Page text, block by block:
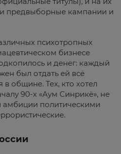
предвыборные кампании и
психотропных
бизнесе
и денег: каждый
был отдать ей всё
в общине. Тех, кто хотел
90-х «Аум Синрикё», не
амбиции политическими